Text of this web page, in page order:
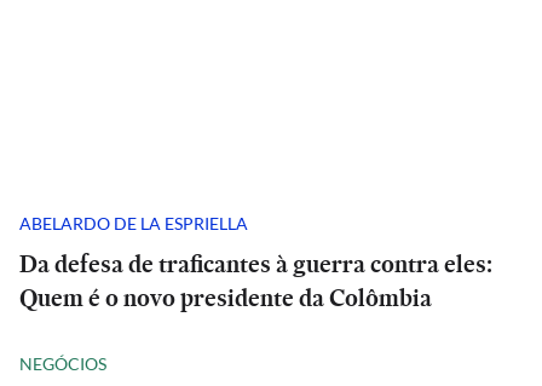
ABELARDO DE LA ESPRIELLA
Da defesa de traficantes à guerra contra eles:
Quem é o novo presidente da Colômbia
NEGÓCIOS